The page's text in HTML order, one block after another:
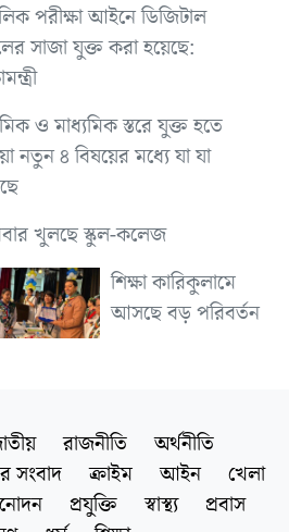
পরীক্ষা আইনে ডিজিটাল
সাজা যুক্ত করা হয়েছে:
ও মাধ্যমিক স্তরে যুক্ত হতে
নতুন ৪ বিষয়ের মধ্যে যা যা
খুলছে স্কুল-কলেজ
শিক্ষা কারিকুলামে
আসছে বড় পরিবর্তন
রাজনীতি
অর্থনীতি
সংবাদ ক্রাইম আইন
খেলা
প্রযুক্তি স্বাস্থ্য
প্রবাস